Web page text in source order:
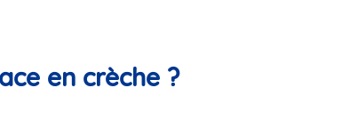
en crèche ?